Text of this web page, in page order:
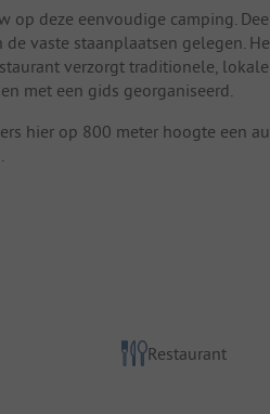
deze eenvoudige camping.
vaste staanplaatsen gelegen.
verzorgt traditionele,
met een gids georganiseerd.
hier op 800 meter hoogte een
Restaurant